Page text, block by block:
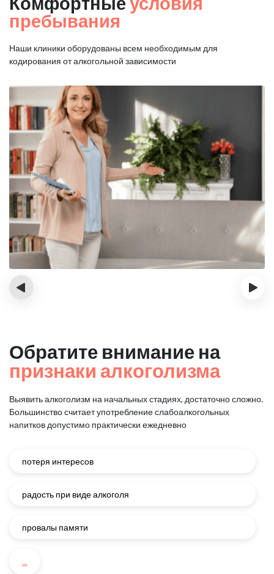
пребывания
Наши клиники оборудованы всем необходимым для
кодирования от алкогольной зависимости
‹ ›
Обратите внимание на
признаки алкоголизма
Выявить алкоголизм на начальных стадиях, достаточно сложно.
Большинство считает употребление слабоалкогольных
напитков допустимо практически ежедневно
потеря интересов
радость при виде алкоголя
провалы памяти
...